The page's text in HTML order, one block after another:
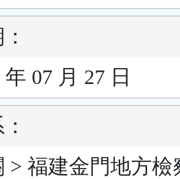
07 月 27 日
> 福建金門地方檢